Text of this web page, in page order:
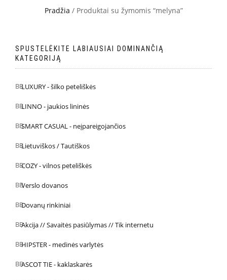
Pradžia / Produktai su žymomis “melyna”
SPUSTELĖKITE LABIAUSIAI DOMINANČIĄ
KATEGORIJĄ
LUXURY - šilko peteliškės
LINNO - jaukios lininės
SMART CASUAL - neįpareigojančios
Lietuviškos / Tautiškos
COZY - vilnos peteliškės
Verslo dovanos
Dovanų rinkiniai
Akcija // Savaitės pasiūlymas // Tik internetu
HIPSTER - medinės varlytės
ASCOT TIE - kaklaskarės